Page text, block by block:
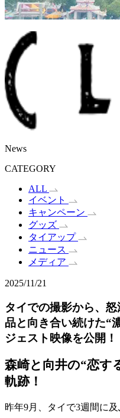
News
CATEGORY
ALL
イベント
キャンペーン
グッズ
タイアップ
ニュース
メディア
2025/11/21
タイでの撮影から、
品と向き合い続けた“
ジェスト映像を公開！
森崎と向井の“恋す
軌跡！
昨年9月、タイで3週間に